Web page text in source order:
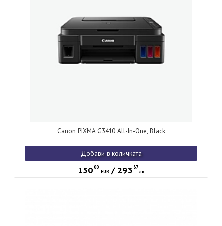
Canon PIXMA G3410 All-In-One, Black
Добави в количката
15000
EUR / 293 37
лв